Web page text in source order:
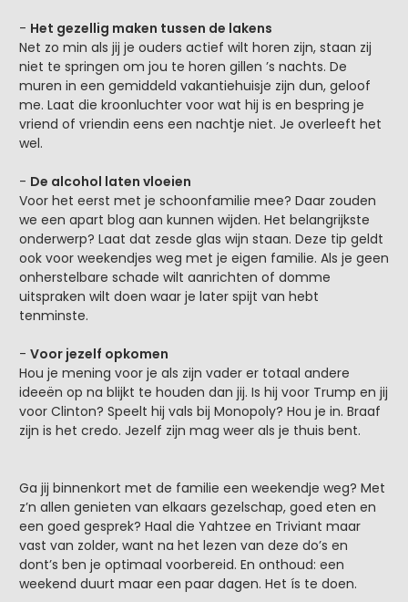
- Het gezellig maken tussen de lakens
Net zo min als jij je ouders actief wilt horen zijn, staan zij
niet te springen om jou te horen gillen ’s nachts. De
muren in een gemiddeld vakantiehuisje zijn dun, geloof
me. Laat die kroonluchter voor wat hij is en bespring je
vriend of vriendin eens een nachtje niet. Je overleeft het
wel.
- De alcohol laten vloeien
Voor het eerst met je schoonfamilie mee? Daar zouden
we een apart blog aan kunnen wijden. Het belangrijkste
onderwerp? Laat dat zesde glas wijn staan. Deze tip geldt
ook voor weekendjes weg met je eigen familie. Als je geen
onherstelbare schade wilt aanrichten of domme
uitspraken wilt doen waar je later spijt van hebt
tenminste.
- Voor jezelf opkomen
Hou je mening voor je als zijn vader er totaal andere
ideeën op na blijkt te houden dan jij. Is hij voor Trump en jij
voor Clinton? Speelt hij vals bij Monopoly? Hou je in. Braaf
zijn is het credo. Jezelf zijn mag weer als je thuis bent.
Ga jij binnenkort met de familie een weekendje weg? Met
z’n allen genieten van elkaars gezelschap, goed eten en
een goed gesprek? Haal die Yahtzee en Triviant maar
vast van zolder, want na het lezen van deze do’s en
dont’s ben je optimaal voorbereid. En onthoud: een
weekend duurt maar een paar dagen. Het ís te doen.